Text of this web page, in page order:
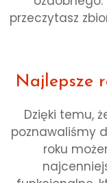
przeczytasz
Najlepsze
Dzięki temu,
poznawaliśmy
roku